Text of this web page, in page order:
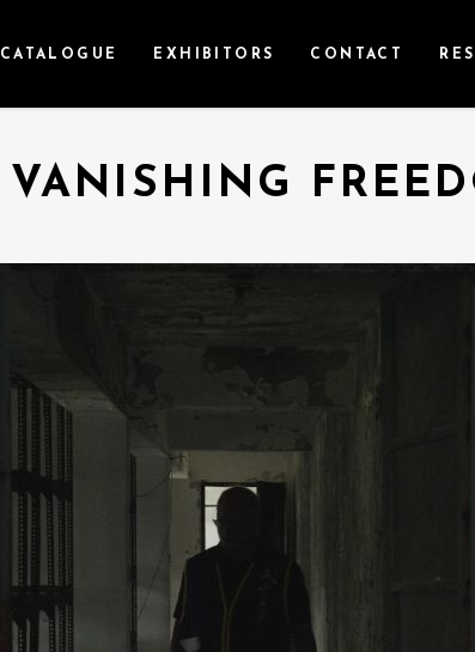
CATALOGUE EXHIBITORS CONTACT
VANISHING